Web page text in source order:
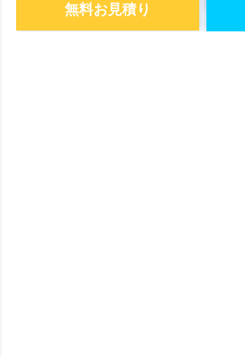
無料お見積り